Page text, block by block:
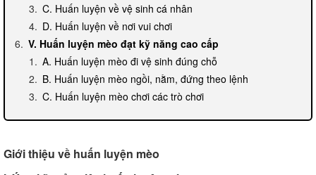
C. Huấn luyện về vệ sinh cá nhân
D. Huấn luyện về nơi vui chơi
V. Huấn luyện mèo đạt kỹ năng cao cấp
A. Huấn luyện mèo đi vệ sinh đúng chỗ
B. Huấn luyện mèo ngồi, nằm, đứng theo lệnh
C. Huấn luyện mèo chơi các trò chơi
B. Mèo không thực hiện được lệnh
Giới thiệu về huấn luyện mèo